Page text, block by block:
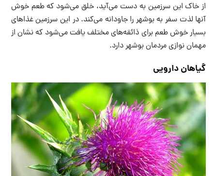
از خاک این سرزمین به دست می‌آید، خلق می‌شود که طعم خوش
آنها لذت سفر به بوشهر را جاودانه می‌کند. در این سرزمین غذاهای
بسیار خوش طعم برای ذائقه‌های مختلف یافت می‌شود که نشان از
مهمان نوازی مردمان بوشهر دارد.
گیاهان دارویی